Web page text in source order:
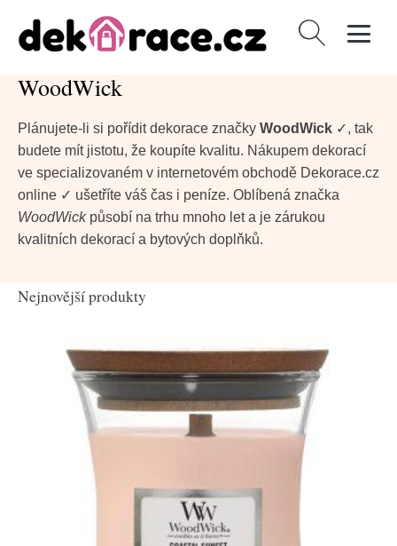
Vyhledávání
WoodWick
Plánujete-li si pořídit dekorace značky WoodWick ✓, tak
budete mít jistotu, že koupíte kvalitu. Nákupem dekorací
ve specializovaném v internetovém obchodě Dekorace.cz
online ✓ ušetříte váš čas i peníze. Oblíbená značka
WoodWickpůsobí na trhu mnoho let a je zárukou
kvalitních dekorací a bytových doplňků.
Nejnovější produkty